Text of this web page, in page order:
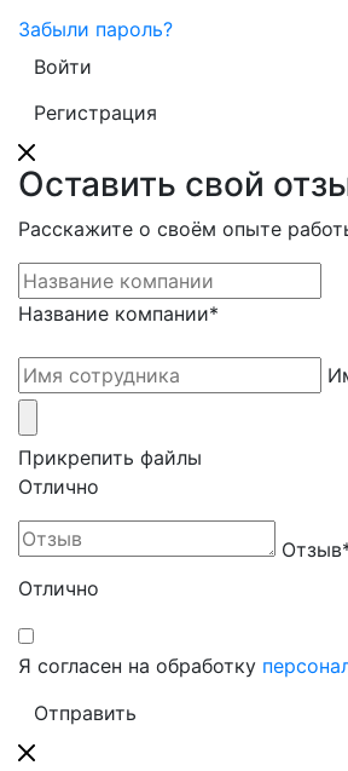
Забыли пароль?
Регистрация
Оставить свой
Расскажите о своём опыте
Название компании*
Прикрепить файлы
Отлично
Отзыв
Отлично
Я согласен на обработку